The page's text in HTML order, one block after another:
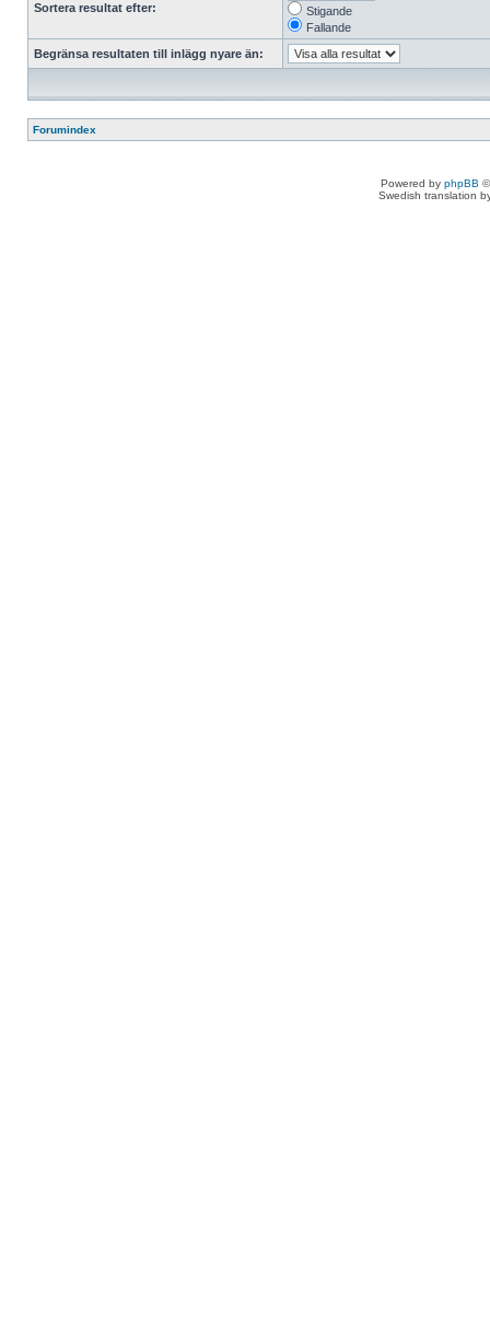
Sortera resultat efter:
Stigande
Fallande
Begränsa resultaten till inlägg nyare än:
Forumindex
Powered by phpBB
Swedish translation